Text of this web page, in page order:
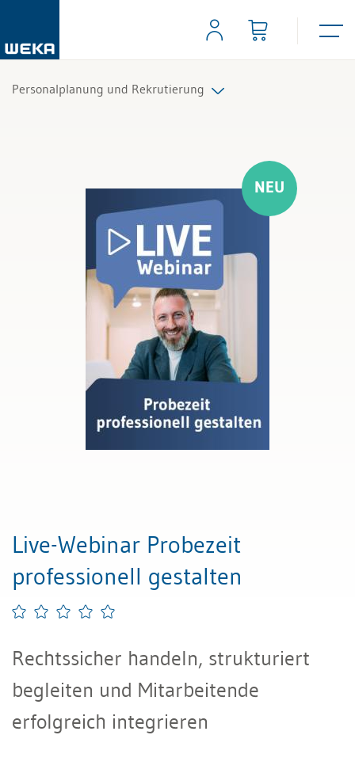
Personalplanung und Rekrutierung
Live-Webinar Probezeit
professionell gestalten
Rechtssicher handeln, strukturiert
begleiten und Mitarbeitende
erfolgreich integrieren